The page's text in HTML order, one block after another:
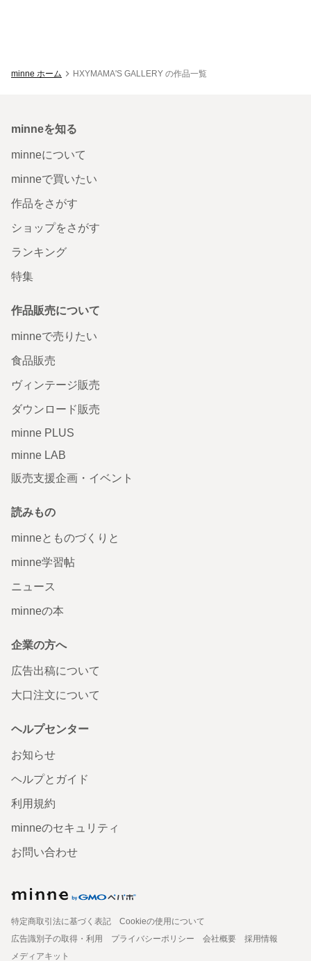
minne ホーム HXYMAMA'S GALLERY の作品一覧
minneを知る
minneについて
minneで買いたい
作品をさがす
ショップをさがす
ランキング
特集
作品販売について
minneで売りたい
食品販売
ヴィンテージ販売
ダウンロード販売
minne PLUS
minne LAB
販売支援企画・イベント
読みもの
minneとものづくりと
minne学習帖
ニュース
minneの本
企業の方へ
広告出稿について
大口注文について
ヘルプセンター
お知らせ
ヘルプとガイド
利用規約
minneのセキュリティ
お問い合わせ
特定商取引法に基づく表記
Cookieの使用について
広告識別子の取得・利用
プライバシーポリシー 会社概要
採用情報
メディアキット